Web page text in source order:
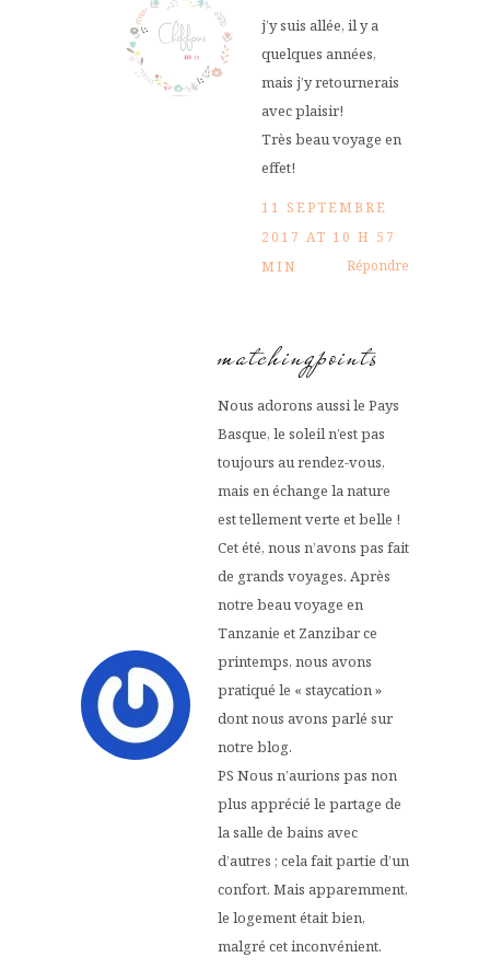
j’y suis allée, il y a
quelques années,
mais j’y retournerais
avec plaisir!
Très beau voyage en
effet!
11 SEPTEMBRE
2017 AT 10 H 57
MIN
Répondre
matchingpoints
Nous adorons aussi le Pays
Basque, le soleil n’est pas
toujours au rendez-vous,
mais en échange la nature
est tellement verte et belle !
Cet été, nous n’avons pas fait
de grands voyages. Après
notre beau voyage en
Tanzanie et Zanzibar ce
printemps, nous avons
pratiqué le « staycation »
dont nous avons parlé sur
notre blog.
PS Nous n’aurions pas non
plus apprécié le partage de
la salle de bains avec
d’autres ; cela fait partie d’un
confort. Mais apparemment,
le logement était bien,
malgré cet inconvénient.